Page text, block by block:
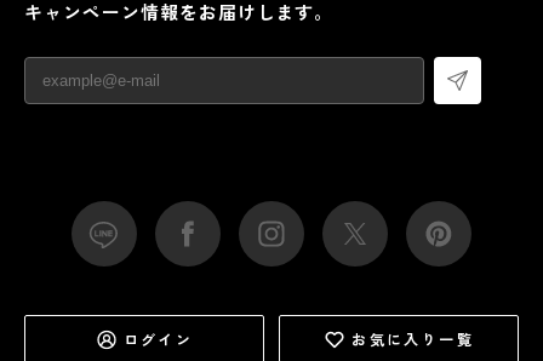
キャンペーン情報をお届けします。
ログイン お気に入り一覧